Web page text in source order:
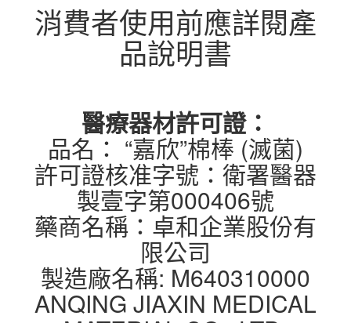
消費者使用前應詳閱產
品說明書
醫療器材許可證：
品名： “嘉欣”棉棒 (滅菌)
許可證核准字號：衛署醫器
製壹字第000406號
藥商名稱：卓和企業股份有
限公司
製造廠名稱: M640310000
ANQING JIAXIN MEDICAL